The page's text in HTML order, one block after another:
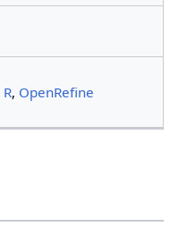
R, OpenRefine